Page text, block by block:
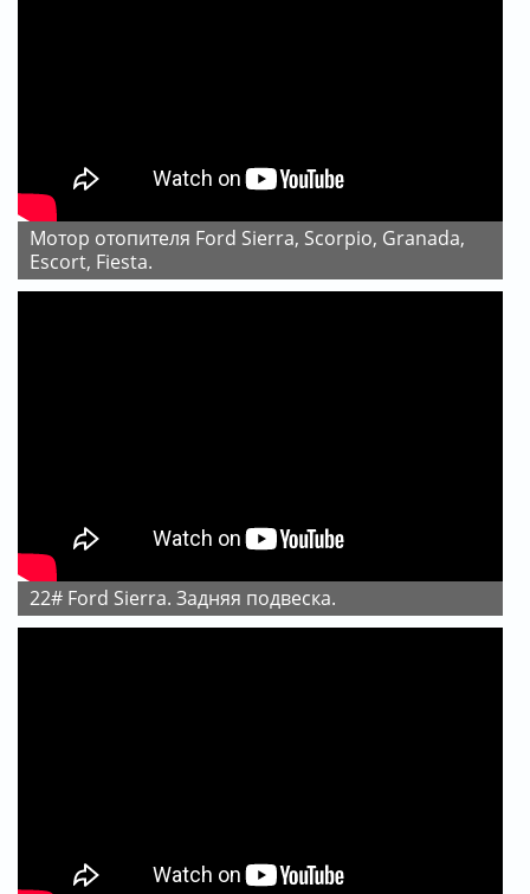
Мотор отопителя Ford Sierra, Scorpio, Granada,
Escort, Fiesta.
22# Ford Sierra. Задняя подвеска.